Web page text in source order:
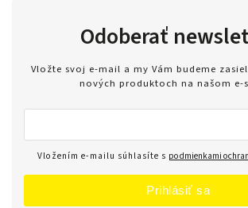
Odoberať
Vložte svoj e-mail a my Vám budeme
nových produktoch na našom e-
Vložením e-mailu súhlasíte s podmienkami
Prihlásiť sa